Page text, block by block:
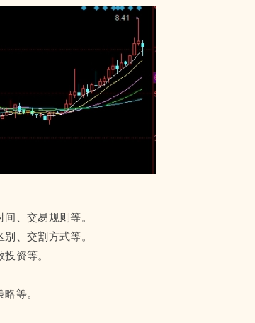
、交易规则等。
、交割方式等。
资等。
等。